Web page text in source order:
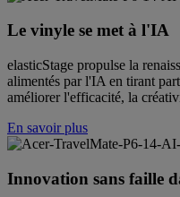
Le vinyle se met à l'IA
elasticStage propulse la
alimentés par l'IA en tirant
améliorer l'efficacité, la
En savoir plus
Innovation sans faille